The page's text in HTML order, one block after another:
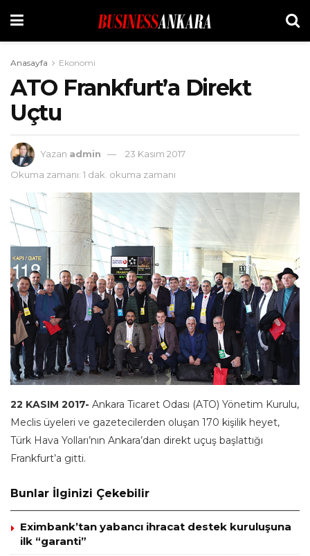
Anasayfa Ekonomi
ATO Frankfurt’a Direkt
Uçtu
Yazan admin
23 Kasım 2017
Okuma zamanı: 1 dak. okuma zamanı
22 KASIM 2017- Ankara Ticaret Odası (ATO) Yönetim Kurulu,
Meclis üyeleri ve gazetecilerden oluşan 170 kişilik heyet,
Türk Hava Yolları’nın Ankara’dan direkt uçuş başlattığı
Frankfurt’a gitti.
Bunlar İlginizi Çekebilir
Eximbank’tan yabancı ihracat destek kuruluşuna
ilk “garanti”